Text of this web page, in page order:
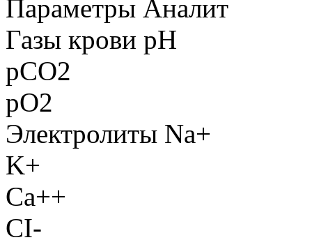
Параметры Аналит
Газы крови pH
pCO2
pO2
Электролиты Na+
K+
Ca++
CI-